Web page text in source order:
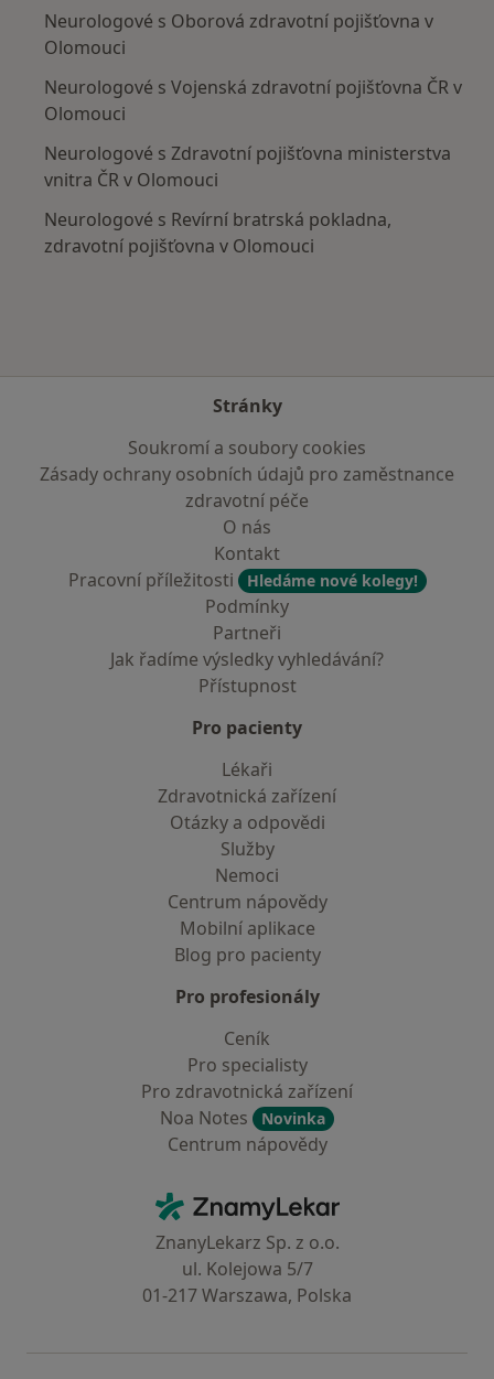
Neurologové s Oborová zdravotní pojišťovna v
Olomouci
Neurologové s Vojenská zdravotní pojišťovna ČR v
Olomouci
Neurologové s Zdravotní pojišťovna ministerstva
vnitra ČR v Olomouci
Neurologové s Revírní bratrská pokladna,
zdravotní pojišťovna v Olomouci
Stránky
Soukromí a soubory cookies
Zásady ochrany osobních údajů pro zaměstnance
zdravotní péče
O nás
Kontakt
Pracovní příležitosti
Hledáme nové kolegy!
Podmínky
Partneři
Jak řadíme výsledky vyhledávání?
Přístupnost
Pro pacienty
Lékaři
Zdravotnická zařízení
Otázky a odpovědi
Služby
Nemoci
Centrum nápovědy
Mobilní aplikace
Blog pro pacienty
Pro profesionály
Ceník
Pro specialisty
Pro zdravotnická zařízení
Noa Notes
Novinka
Centrum nápovědy
ZnamyLekar - Hlavní stránka
ZnanyLekarz Sp. z o.o.
ul. Kolejowa 5/7
01-217 Warszawa, Polska